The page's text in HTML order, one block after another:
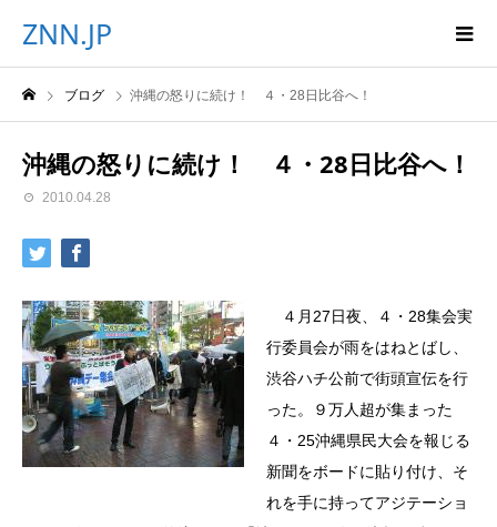
ZNN.JP
ブログ 沖縄の怒りに続け！ ４・28日比谷へ！
沖縄の怒りに続け！ ４・28日比谷へ！
2010.04.28
４月27日夜、４・28集会実
行委員会が雨をはねとばし、
渋谷ハチ公前で街頭宣伝を行
った。９万人超が集まった
４・25沖縄県民大会を報じる
新聞をボードに貼り付け、そ
れを手に持ってアジテーショ